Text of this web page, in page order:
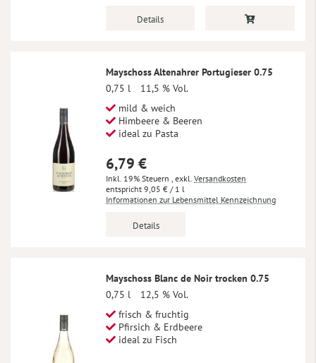
Details
Mayschoss Altenahrer Portugieser 0.75
0,75 l
11,5 % Vol.
mild & weich
Himbeere & Beeren
ideal zu Pasta
6,79 €
Inkl. 19% Steuern , exkl. Versandkosten
9,05 € / 1 l
Informationen zur Lebensmittel Kennzeichnung
Details
Mayschoss Blanc de Noir trocken 0.75
0,75 l
12,5 % Vol.
frisch & fruchtig
Pfirsich & Erdbeere
ideal zu Fisch